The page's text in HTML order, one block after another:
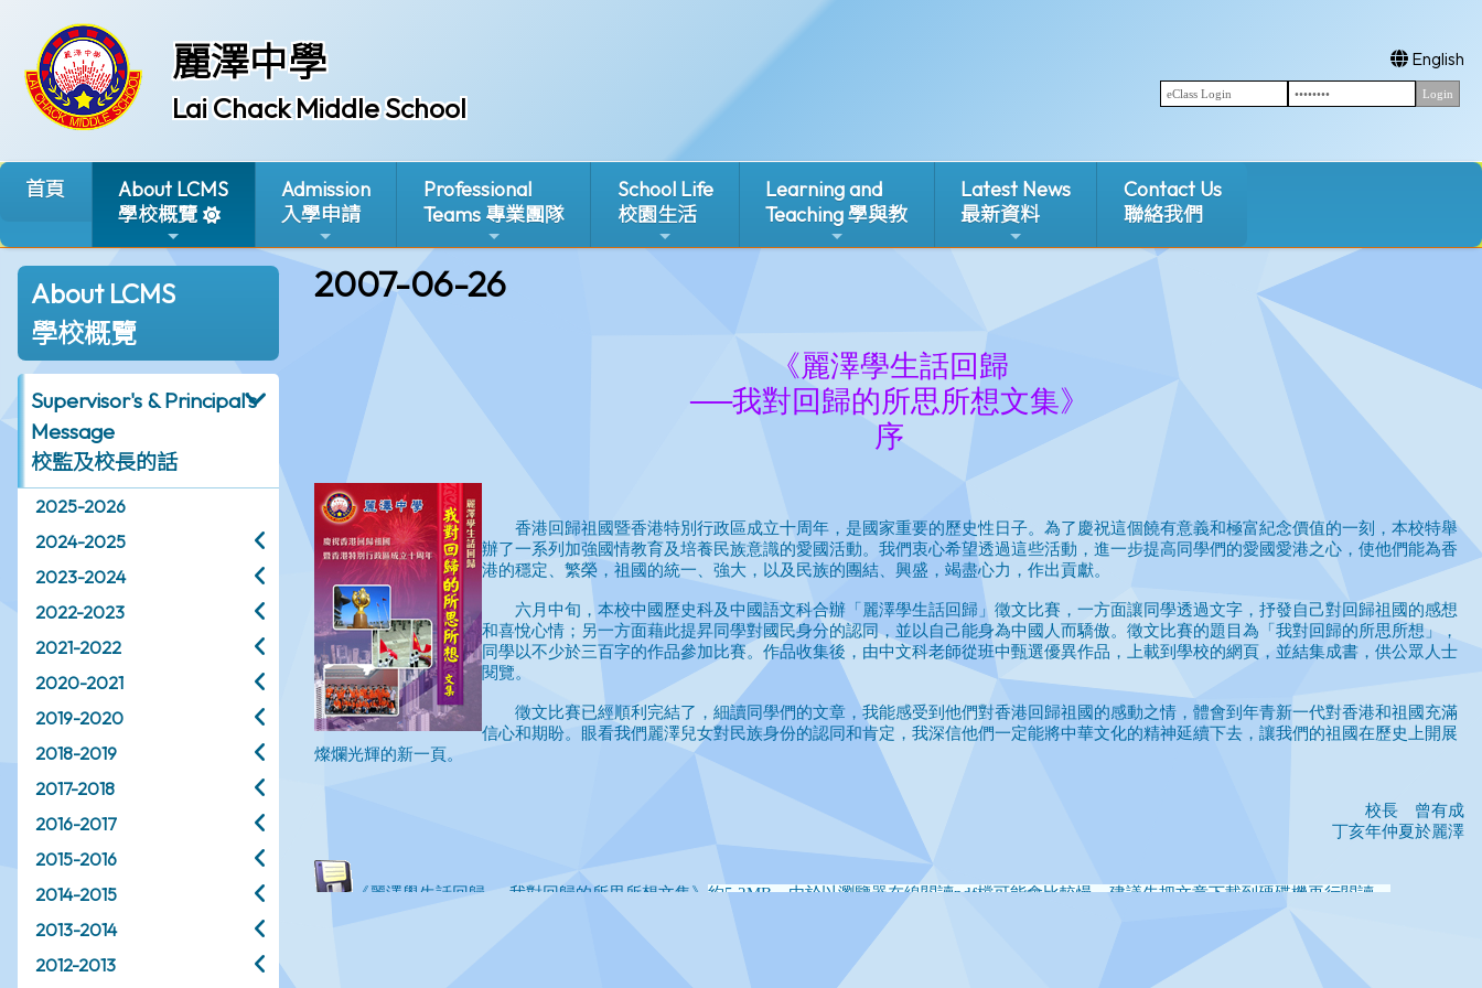
麗澤中學
Lai Chack Middle School
English
首頁
About LCMS
學校概覽
Admission
入學申請
Professional
Teams 專業團隊
School Life
校園生活
Learning and
Teaching 學與教
Latest News
最新資料
Contact Us
聯絡我們
About LCMS
學校概覽
Supervisor's & Principal's
Message
校監及校長的話
2025-2026
2024-2025
2023-2024
2022-2023
2021-2022
2020-2021
2019-2020
2018-2019
2017-2018
2016-2017
2015-2016
2014-2015
2013-2014
2012-2013
2007-06-26